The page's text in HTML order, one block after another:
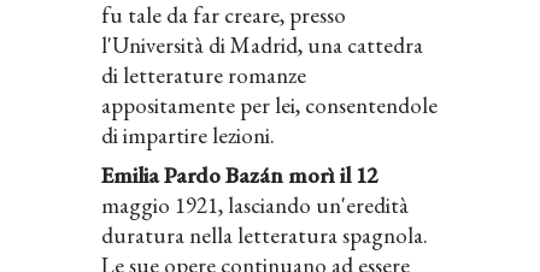
fu tale da far creare, presso
l'Università di Madrid, una cattedra
di letterature romanze
appositamente per lei, consentendole
di impartire lezioni.
Emilia Pardo Bazán morì il 12
maggio 1921, lasciando un'eredità
duratura nella letteratura spagnola.
Le sue opere continuano ad essere